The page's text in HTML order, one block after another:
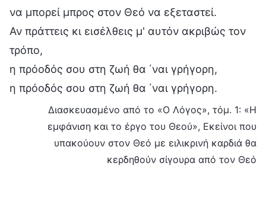
να μπορεί μπρος στον Θεό να εξεταστεί.
Αν πράττεις κι εισέλθεις μ' αυτόν ακριβώς τον
τρόπο,
η πρόοδός σου στη ζωή θα ΄ναι γρήγορη,
η πρόοδός σου στη ζωή θα ΄ναι γρήγορη.
Διασκευασμένο από το «Ο Λόγος», τόμ. 1: «Η
εμφάνιση και το έργο του Θεού», Εκείνοι που
υπακούουν στον Θεό με ειλικρινή καρδιά θα
κερδηθούν σίγουρα από τον Θεό